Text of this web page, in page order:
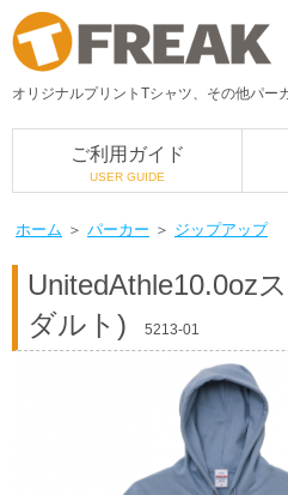
オリジナルプリントTシャツ、その他パー
ご利用ガイド
USER GUIDE
ホーム ＞ パーカー ＞ ジップアップ
UnitedAthle10.0oz
ダルト)
5213-01